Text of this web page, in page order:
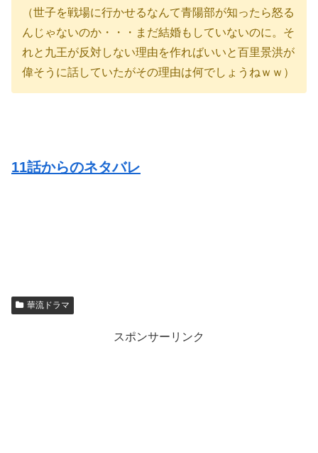
（世子を戦場に行かせるなんて青陽部が知ったら怒る
んじゃないのか・・・まだ結婚もしていないのに。そ
れと九王が反対しない理由を作ればいいと百里景洪が
偉そうに話していたがその理由は何でしょうねｗｗ）
11話からのネタバレ
華流ドラマ
スポンサーリンク